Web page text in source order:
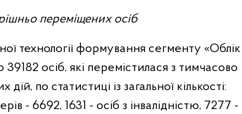
переміщених осіб
технології формування сегменту «Облік
осіб, які перемістилася з тимчасово
по статистиці із загальної кількості:
- 6692, 1631 - осіб з інвалідністю, 7277 -